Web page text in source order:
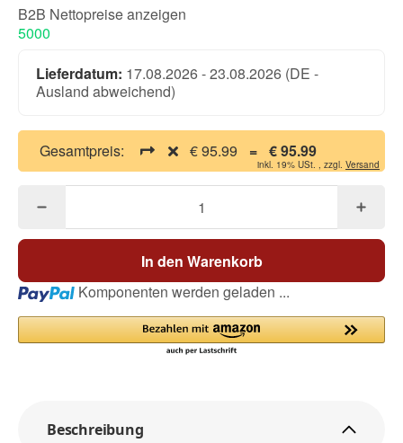
B2B Nettopreise anzeigen
5000
Lieferdatum: 17.08.2026 - 23.08.2026 (DE -
Ausland abweichend)
Gesamtpreis: € 95.99 = € 95.99
inkl. 19% USt. , zzgl. Versand
In den Warenkorb
Loading...Komponenten werden geladen ...
Beschreibung